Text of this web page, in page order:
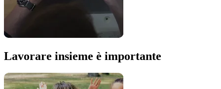
Lavorare insieme è importante